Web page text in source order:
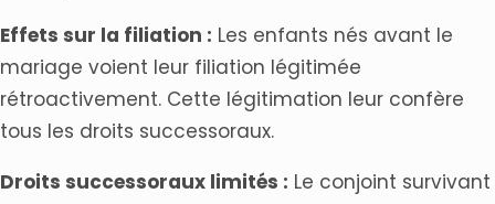
Effets sur la filiation : Les enfants nés avant le
mariage voient leur filiation légitimée
rétroactivement. Cette légitimation leur confère
tous les droits successoraux.
Droits successoraux limités : Le conjoint survivant